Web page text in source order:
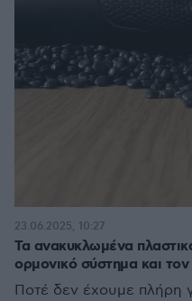
Τα ανακυκλωμένα
ορμονικό σύστημα και
Ποτέ δεν έχουμε πλήρη
23.06.2025, 10:27